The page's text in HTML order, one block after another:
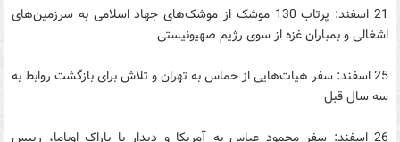
21 اسفند: پرتاب 130 موشک از موشک‌های جهاد اسلامی به سرزمین‌های
اشغالی و بمباران غزه از سوی رژیم صهیونیستی
25 اسفند: سفر هیات‌هایی از حماس به تهران و تلاش برای بازگشت روابط به
سه سال قبل
26 اسفند: سفر محمود عباس به آمریکا و دیدار با باراک اوباما، رییس